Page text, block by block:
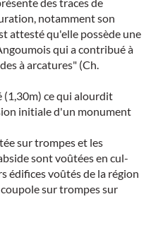
notamment son
attesté qu'elle possède une
qui a contribué à
à arcatures" (Ch.
(1,30m) ce qui alourdit
initiale d'un monument
sur trompes et les
sont voûtées en cul-
édifices voûtés de la région
sur trompes sur